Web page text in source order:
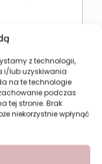
z technologii,
i/lub uzyskiwania
na te technologie
podczas
tej stronie. Brak
niekorzystnie wpłynąć
Sweet Whisper
do koszyka